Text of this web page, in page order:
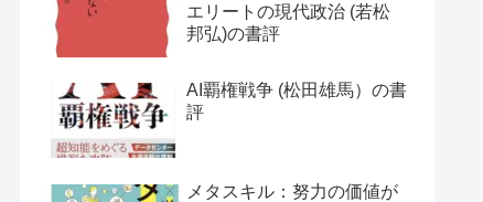
エリートの現代政治 (若松
邦弘)の書評
AI覇権戦争 (松田雄馬）の書
評
メタスキル：努力の価値が